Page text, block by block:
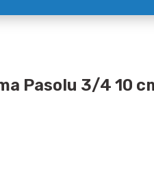
Pasolu 3/4 10